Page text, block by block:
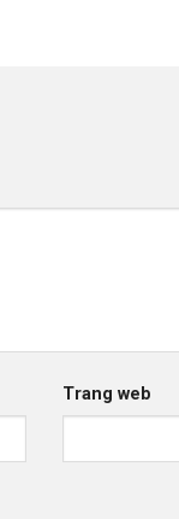
Trang web